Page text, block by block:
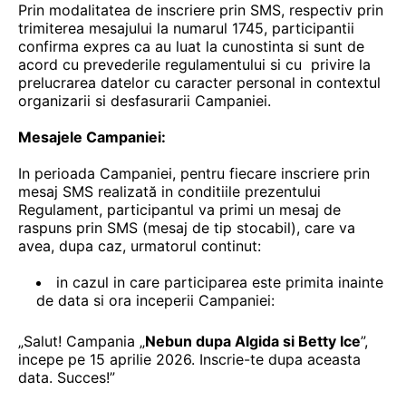
Prin modalitatea de inscriere prin SMS, respectiv prin
trimiterea mesajului la numarul 1745, participantii
confirma expres ca au luat la cunostinta si sunt de
acord cu prevederile regulamentului si cu privire la
prelucrarea datelor cu caracter personal in contextul
organizarii si desfasurarii Campaniei.
Mesajele Campaniei:
In perioada Campaniei, pentru fiecare inscriere prin
mesaj SMS realizată in conditiile prezentului
Regulament, participantul va primi un mesaj de
raspuns prin SMS (mesaj de tip stocabil), care va
avea, dupa caz, urmatorul continut:
in cazul in care participarea este primita inainte
de data si ora inceperii Campaniei:
„Salut! Campania „Nebun dupa Algida si Betty Ice”,
incepe pe 15 aprilie 2026. Inscrie-te dupa aceasta
data. Succes!”